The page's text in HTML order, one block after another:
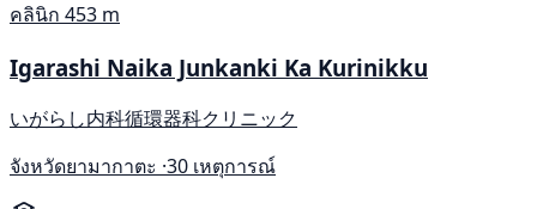
คลินิก 453 m
Igarashi Naika Junkanki Ka Kurinikku
いがらし内科循環器科クリニック
จังหวัดยามากาตะ ·30 เหตุการณ์